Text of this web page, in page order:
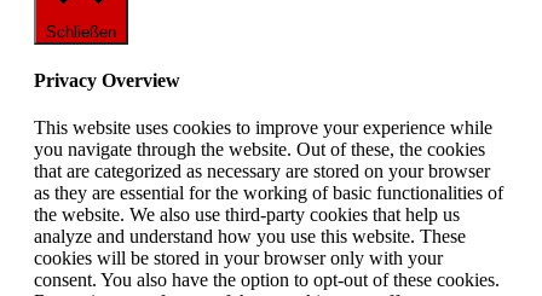
Schließen
Privacy Overview
This website uses cookies to improve your experience while
you navigate through the website. Out of these, the cookies
that are categorized as necessary are stored on your browser
as they are essential for the working of basic functionalities of
the website. We also use third-party cookies that help us
analyze and understand how you use this website. These
cookies will be stored in your browser only with your
consent. You also have the option to opt-out of these cookies.